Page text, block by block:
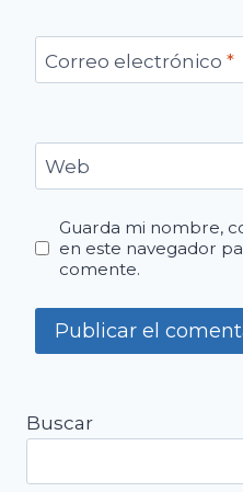
Correo electrónico *
Web
Guarda mi nombre,
en este navegador
comente.
Buscar